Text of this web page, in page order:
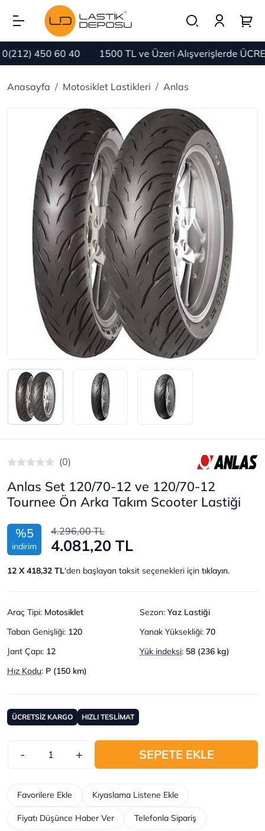
450 60 40 1500 TL ve Üzeri Alışverişlerde
Anasayfa Motosiklet Lastikleri Anlas
(0)
Anlas Set 120/70-12 ve 120/70-12
Tournee Ön Arka Takım Scooter Lastiği
%5
indirim
4.296,00 TL
4.081,20 TL
12 X 418,32 TL'den başlayan taksit seçenekleri için tıklayın.
Araç Tipi: Motosiklet Sezon: Yaz Lastiği
Taban Genişliği: 120 Yanak Yüksekliği: 70
Jant Çapı: 12 Yük indeksi: 58 (236 kg)
Hız Kodu: P (150 km)
ÜCRETSİZ KARGO HIZLI TESLİMAT
- + SEPETE EKLE
Telefonla Sipariş
Kıyaslama Listene Ekle
Favorilere Ekle
Fiyatı Düşünce Haber Ver